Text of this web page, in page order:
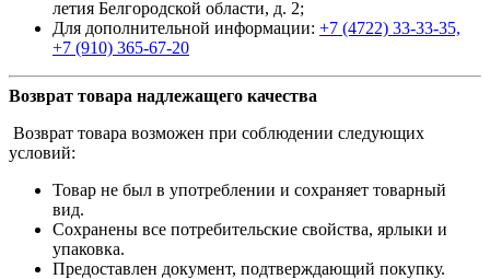
летия Белгородской области, д. 2;
Для дополнительной информации: +7 (4722) 33-33-35,
+7 (910) 365-67-20
Возврат товара надлежащего качества
Возврат товара возможен при соблюдении следующих
условий:
Товар не был в употреблении и сохраняет товарный
вид.
Сохранены все потребительские свойства, ярлыки и
упаковка.
Предоставлен документ, подтверждающий покупку.